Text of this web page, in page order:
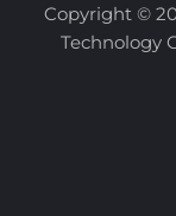
Copyright ©
Technology